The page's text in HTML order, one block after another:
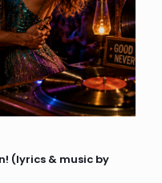
(lyrics & music by